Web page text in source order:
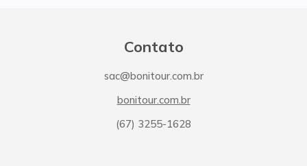
Contato
sac@bonitour.com.br
bonitour.com.br
(67) 3255-1628